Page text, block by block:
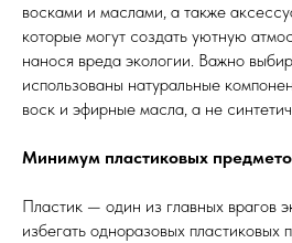
восками и маслами, а также
которые могут создать уютную
нанося вреда экологии. Важно
использованы натуральные
воск и эфирные масла, а не
Минимум пластиковых
Пластик — один из главных врагов
избегать одноразовых